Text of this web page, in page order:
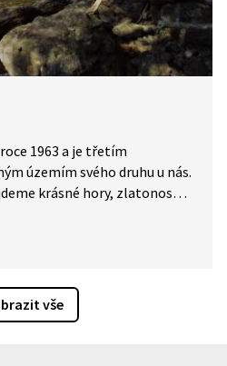
1963 a je třetím
územím svého druhu u nás.
krásné hory, zlatonosné
také ledovcová jezera.
vše